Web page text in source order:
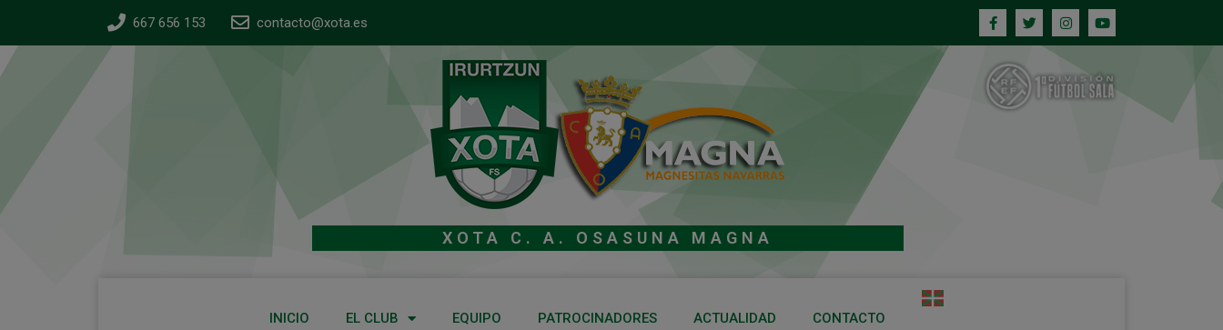
667 656 153 contacto@xota.es
XOTA C. A. OSASUNA MAGNA
INICIO EL CLUB EQUIPO PATROCINADORES ACTUALIDAD CONTACTO